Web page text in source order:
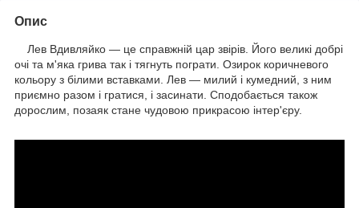
Опис
Лев Вдивляйко — це справжній цар звірів. Його великі добрі
очі та м'яка грива так і тягнуть пограти. Озирок коричневого
кольору з білими вставками. Лев — милий і кумедний, з ним
приємно разом і гратися, і засинати. Сподобається також
дорослим, позаяк стане чудовою прикрасою інтер'єру.